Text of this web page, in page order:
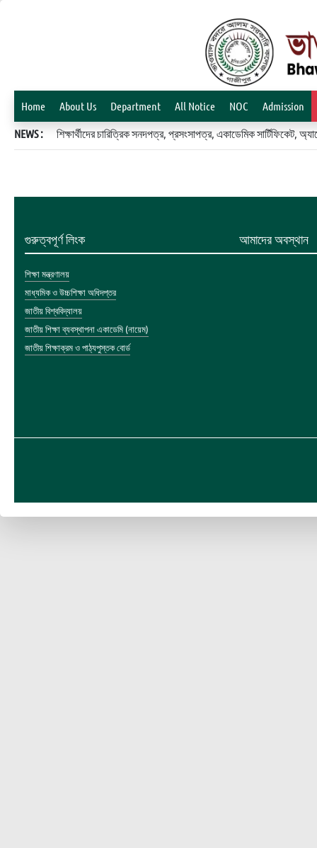
Home About Us Department All Notice NOC Admission
NEWS : শিক্ষার্থীদের চারিত্রিক সনদপত্র, প্রসংসাপত্র, একাডেমিক
গুরুত্বপূর্ণ লিংক
শিক্ষা মন্ত্রণালয়
মাধ্যমিক ও উচ্চশিক্ষা অধিদপ্তর
জাতীয় বিশ্ববিদ্যালয়
জাতীয় শিক্ষা ব্যবস্থাপনা একাডেমি (নায়েম)
জাতীয় শিক্ষাক্রম ও পাঠ্যপুস্তক বোর্ড
আমাদের অবস্থান